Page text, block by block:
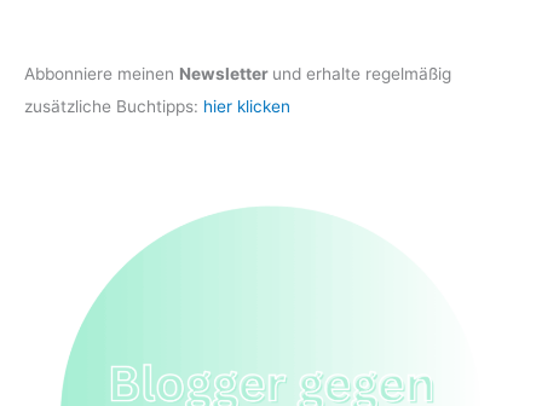
Abbonniere meinen Newsletter und erhalte regelmäßig
zusätzliche Buchtipps: hier klicken